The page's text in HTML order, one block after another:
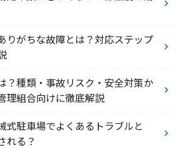
りがちな故障とは？対応ステップ
？種類・事故リスク・安全対策か
理組合向けに徹底解説
式駐車場でよくあるトラブルと
れる？